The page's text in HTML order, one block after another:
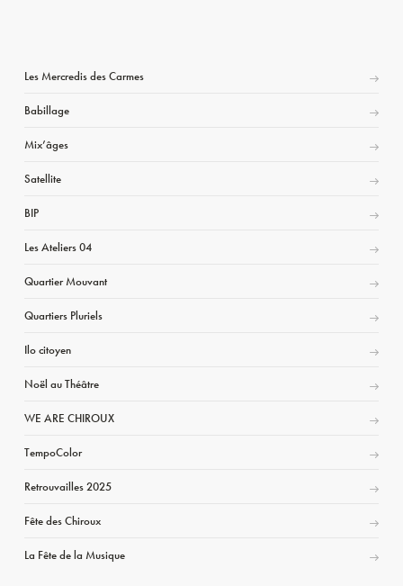
Les Mercredis des Carmes
Babillage
Mix’âges
Satellite
BIP
Les Ateliers 04
Quartier Mouvant
Quartiers Pluriels
Ilo citoyen
Noël au Théâtre
WE ARE CHIROUX
TempoColor
Retrouvailles 2025
Fête des Chiroux
La Fête de la Musique